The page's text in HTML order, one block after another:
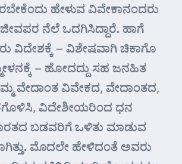
ಹೇಳುವ ವಿವೇಕಾನಂದರು
ಜೀವಪರ ನೆಲೆ ಒದಗಿಸಿದ್ದಾರೆ. ಹಾಗೆ
ವಿದೇಶಕ್ಕೆ – ವಿಶೇಷವಾಗಿ ಚಿಕಾಗೊ
– ಹೋದದ್ದು ಸಹ ಜನಹಿತ
ವೇದಾಂತ ವಿವೇಕದ, ವೇದಾಂತದ,
ವಿದೇಶೀಯರಿಂದ ಧನ
ಬಡವರಿಗೆ ಒಳಿತು ಮಾಡುವ
ಮೊದಲೇ ಹೇಳಿದಂತೆ ಅವರು